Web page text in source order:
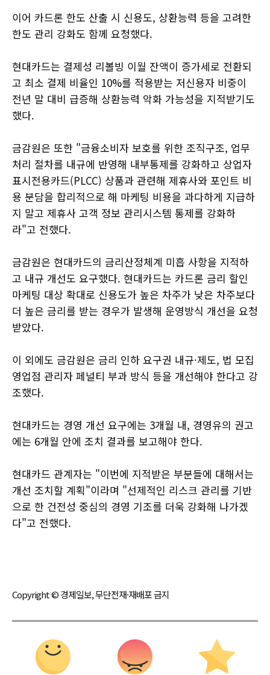
이어 카드론 한도 산출 시 신용도, 상환능력 등을 고려한
한도 관리 강화도 함께 요청했다.
현대카드는 결제성 리볼빙 이월 잔액이 증가세로 전환되
고 최소 결제 비율인 10%를 적용받는 저신용자 비중이
전년 말 대비 급증해 상환능력 악화 가능성을 지적받기도
했다.
금감원은 또한 "금융소비자 보호를 위한 조직구조, 업무
처리 절차를 내규에 반영해 내부통제를 강화하고 상업자
표시전용카드(PLCC) 상품과 관련해 제휴사와 포인트 비
용 분담을 합리적으로 해 마케팅 비용을 과다하게 지급하
지 말고 제휴사 고객 정보 관리시스템 통제를 강화하
라"고 전했다.
금감원은 현대카드의 금리산정체계 미흡 사항을 지적하
고 내규 개선도 요구했다. 현대카드는 카드론 금리 할인
마케팅 대상 확대로 신용도가 높은 차주가 낮은 차주보다
더 높은 금리를 받는 경우가 발생해 운영방식 개선을 요청
받았다.
이 외에도 금감원은 금리 인하 요구권 내규·제도, 법 모집
영업점 관리자 페널티 부과 방식 등을 개선해야 한다고 강
조했다.
현대카드는 경영 개선 요구에는 3개월 내, 경영유의 권고
에는 6개월 안에 조치 결과를 보고해야 한다.
현대카드 관계자는 "이번에 지적받은 부분들에 대해서는
개선 조치할 계획"이라며 "선제적인 리스크 관리를 기반
으로 한 건전성 중심의 경영 기조를 더욱 강화해 나가겠
다"고 전했다.
Copyright © 경제일보, 무단전재·재배포 금지